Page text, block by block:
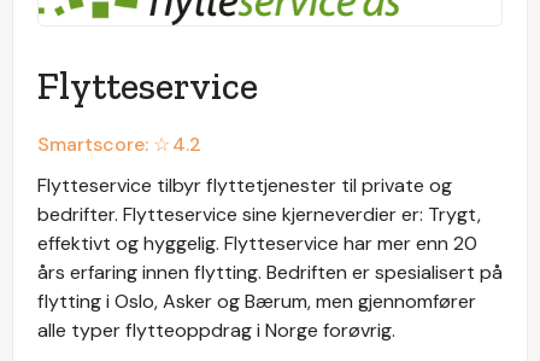
Flytteservice
Smartscore: ☆4.2
Flytteservice tilbyr flyttetjenester til private og
bedrifter. Flytteservice sine kjerneverdier er: Trygt,
effektivt og hyggelig. Flytteservice har mer enn 20
års erfaring innen flytting. Bedriften er spesialisert på
flytting i Oslo, Asker og Bærum, men gjennomfører
alle typer flytteoppdrag i Norge forøvrig.